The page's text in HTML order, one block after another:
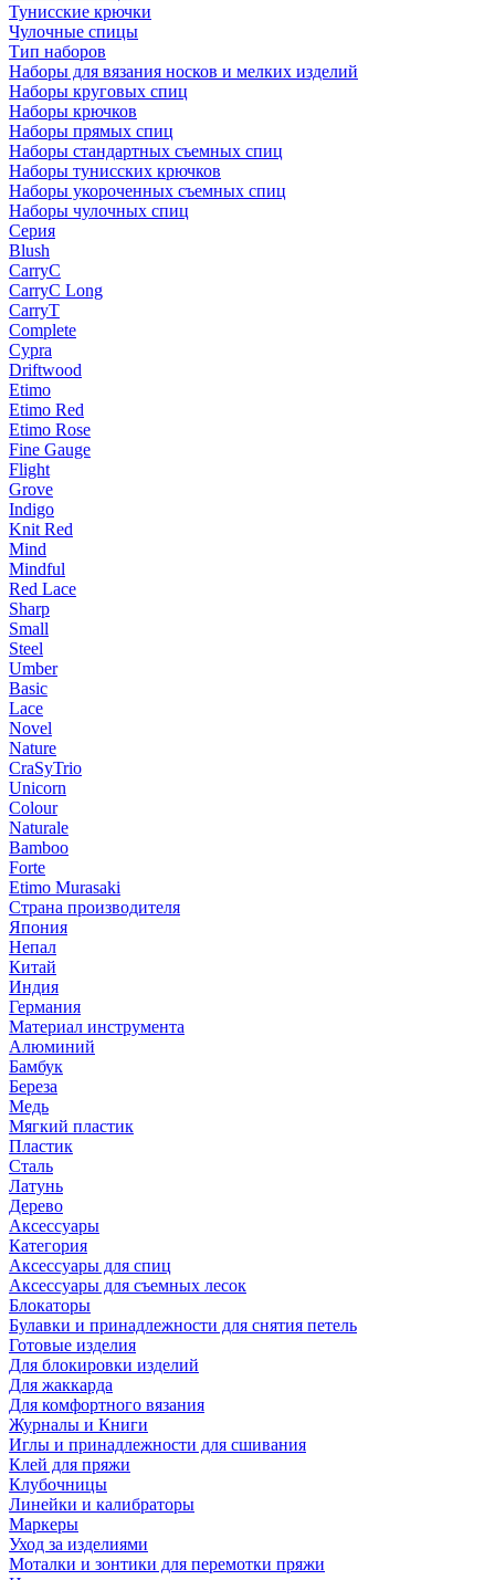
Тунисские крючки
Чулочные спицы
Тип наборов
Наборы для вязания носков и мелких изделий
Наборы круговых спиц
Наборы крючков
Наборы прямых спиц
Наборы стандартных съемных спиц
Наборы тунисских крючков
Наборы укороченных съемных спиц
Наборы чулочных спиц
Серия
Blush
CarryC
CarryC Long
CarryT
Complete
Cypra
Driftwood
Etimo
Etimo Red
Etimo Rose
Fine Gauge
Flight
Grove
Indigo
Knit Red
Mind
Mindful
Red Lace
Sharp
Small
Steel
Umber
Basic
Lace
Novel
Nature
CraSyTrio
Unicorn
Colour
Naturale
Bamboo
Forte
Etimo Murasaki
Страна производителя
Япония
Непал
Китай
Индия
Германия
Материал инструмента
Алюминий
Бамбук
Береза
Медь
Мягкий пластик
Пластик
Сталь
Латунь
Дерево
Аксессуары
Категория
Аксессуары для спиц
Аксессуары для съемных лесок
Блокаторы
Булавки и принадлежности для снятия петель
Готовые изделия
Для блокировки изделий
Для жаккарда
Для комфортного вязания
Журналы и Книги
Иглы и принадлежности для сшивания
Клей для пряжи
Клубочницы
Линейки и калибраторы
Маркеры
Уход за изделиями
Моталки и зонтики для перемотки пряжи